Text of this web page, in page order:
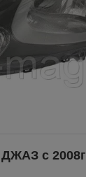
с 2008г